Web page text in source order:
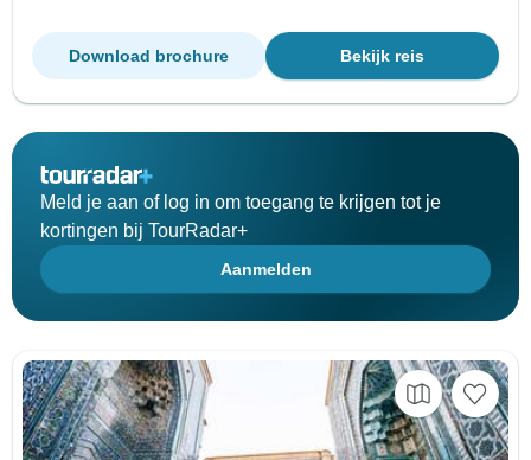
Bekijk reis
Download brochure
Meld je aan of log in om toegang te krijgen tot je
kortingen bij TourRadar+
Aanmelden